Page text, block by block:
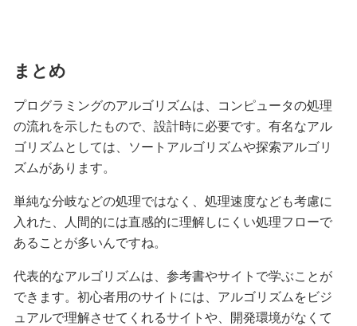
まとめ
プログラミングのアルゴリズムは、コンピュータの処理
の流れを示したもので、設計時に必要です。有名なアル
ゴリズムとしては、ソートアルゴリズムや探索アルゴリ
ズムがあります。
単純な分岐などの処理ではなく、処理速度なども考慮に
入れた、人間的には直感的に理解しにくい処理フローで
あることが多いんですね。
代表的なアルゴリズムは、参考書やサイトで学ぶことが
できます。初心者用のサイトには、アルゴリズムをビジ
ュアルで理解させてくれるサイトや、開発環境がなくて